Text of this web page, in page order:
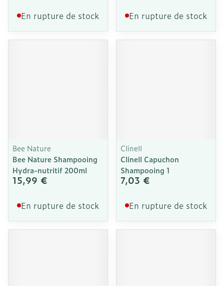
En rupture de stock En rupture de stock
Bee Nature
Bee Nature Shampooing
Hydra-nutritif 200ml
15,99 €
En rupture de stock
Clinell
Clinell Capuchon
Shampooing 1
7,03 €
En rupture de stock